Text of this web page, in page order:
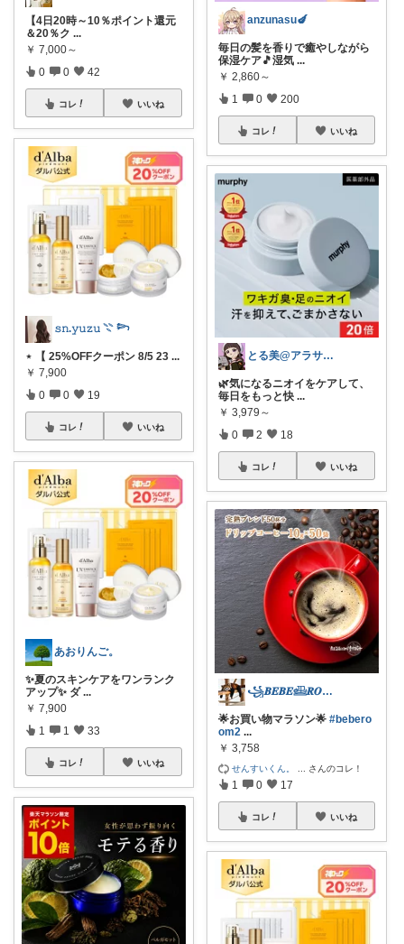
【4日20時～10％ポイント還元
＆20％ク ...
￥ 7,000～
0 0 42
コレ いいね
𝚜𝚗.𝚢𝚞𝚣𝚞 𓇢 𓆸
⋆ 【 25%OFFクーポン 8/5 23 ...
￥ 7,900
0 0 19
コレ いいね
あおりんご。
✨夏のスキンケアをワンランク
アップ✨ ダ ...
￥ 7,900
1 1 33
コレ いいね
anzunasu🍆
毎日の髪を香りで癒やしながら
保湿ケア🎵湿気 ...
￥ 2,860～
1 0 200
コレ いいね
とる美@アラサー女子のリアルな買い物！
🌿気になるニオイをケアして、
毎日をもっと快 ...
￥ 3,979～
0 2 18
コレ いいね
꧁𝑩𝑬𝑩𝑬𓊝𝑹𝑶𝑶𝑴꧂
🌟お買い物マラソン🌟 #bebero
om2 ...
￥ 3,758
せんすいくん。 さんのコレ！
1 0 17
コレ いいね